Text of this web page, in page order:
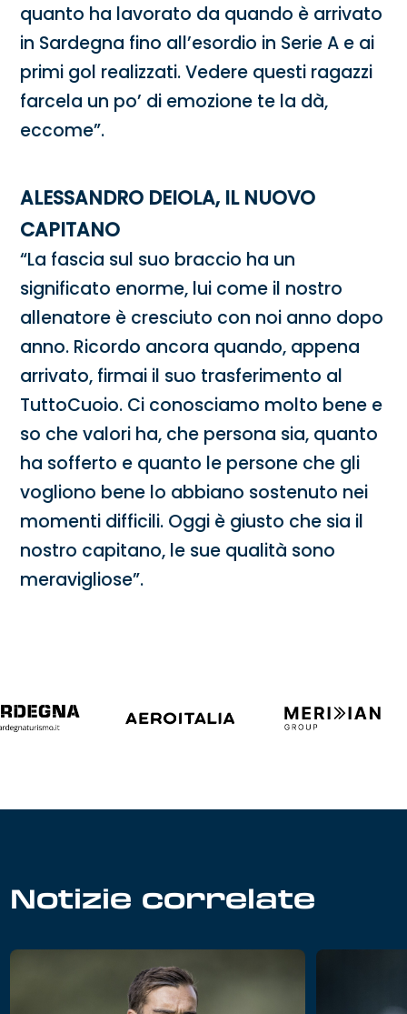
quanto ha lavorato da quando è arrivato
in Sardegna fino all’esordio in Serie A e ai
primi gol realizzati. Vedere questi ragazzi
farcela un po’ di emozione te la dà,
eccome”.
ALESSANDRO DEIOLA, IL NUOVO
CAPITANO
“La fascia sul suo braccio ha un
significato enorme, lui come il nostro
allenatore è cresciuto con noi anno dopo
anno. Ricordo ancora quando, appena
arrivato, firmai il suo trasferimento al
TuttoCuoio. Ci conosciamo molto bene e
so che valori ha, che persona sia, quanto
ha sofferto e quanto le persone che gli
vogliono bene lo abbiano sostenuto nei
momenti difficili. Oggi è giusto che sia il
nostro capitano, le sue qualità sono
meravigliose”.
Notizie correlate